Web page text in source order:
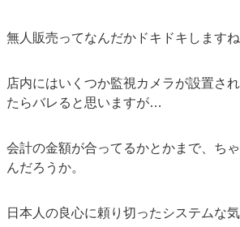
無人販売ってなんだかドキドキしますね
店内にはいくつか監視カメラが設置さ
たらバレると思いますが…
会計の金額が合ってるかとかまで、ち
んだろうか。
日本人の良心に頼り切ったシステムな気